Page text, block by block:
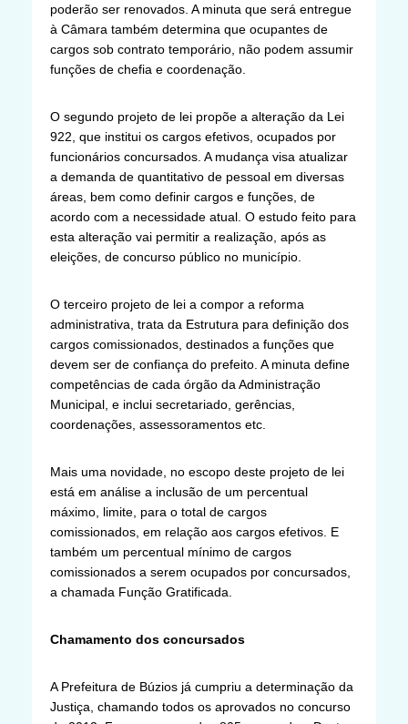
poderão ser renovados. A minuta que será entregue
à Câmara também determina que ocupantes de
cargos sob contrato temporário, não podem assumir
funções de chefia e coordenação.
O segundo projeto de lei propõe a alteração da Lei
922, que institui os cargos efetivos, ocupados por
funcionários concursados. A mudança visa atualizar
a demanda de quantitativo de pessoal em diversas
áreas, bem como definir cargos e funções, de
acordo com a necessidade atual. O estudo feito para
esta alteração vai permitir a realização, após as
eleições, de concurso público no município.
O terceiro projeto de lei a compor a reforma
administrativa, trata da Estrutura para definição dos
cargos comissionados, destinados a funções que
devem ser de confiança do prefeito. A minuta define
competências de cada órgão da Administração
Municipal, e inclui secretariado, gerências,
coordenações, assessoramentos etc.
Mais uma novidade, no escopo deste projeto de lei
está em análise a inclusão de um percentual
máximo, limite, para o total de cargos
comissionados, em relação aos cargos efetivos. E
também um percentual mínimo de cargos
comissionados a serem ocupados por concursados,
a chamada Função Gratificada.
Chamamento dos concursados
A Prefeitura de Búzios já cumpriu a determinação da
Justiça, chamando todos os aprovados no concurso